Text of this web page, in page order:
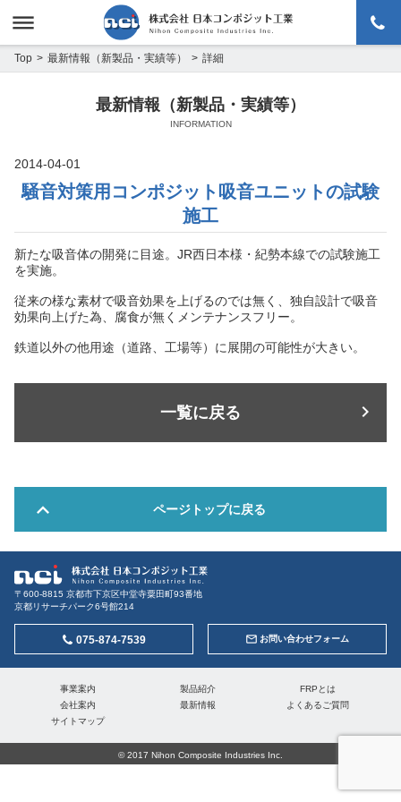
Top 最新情報（新製品・実績等） 詳細
最新情報（新製品・実績等）
INFORMATION
2014-04-01
騒音対策用コンポジット吸音ユニットの試験
施工
新たな吸音体の開発に目途。JR西日本様・紀勢本線での試験施工
を実施。
従来の様な素材で吸音効果を上げるのでは無く、独自設計で吸音
効果向上げた為、腐食が無くメンテナンスフリー。
鉄道以外の他用途（道路、工場等）に展開の可能性が大きい。
一覧に戻る
ページトップに戻る
〒600-8815 京都市下京区中堂寺粟田町93番地
京都リサーチパーク6号館214
075-874-7539 お問い合わせフォーム
事業案内 製品紹介
FRPとは
会社案内
最新情報
よくあるご質問
サイトマップ
© 2017 Nihon Composite Industries Inc.